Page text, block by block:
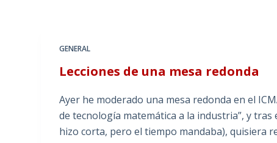
GENERAL
Lecciones de una mesa redonda
Ayer he moderado una mesa redonda en el
de tecnología matemática a la industria”, y
hizo corta, pero el tiempo mandaba), quisiera